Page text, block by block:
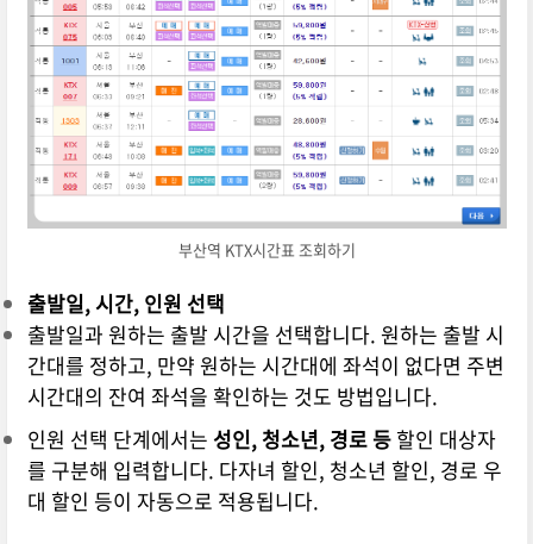
부산역 KTX시간표 조회하기
출발일, 시간, 인원 선택
출발일과 원하는 출발 시간을 선택합니다. 원하는 출발 시
간대를 정하고, 만약 원하는 시간대에 좌석이 없다면 주변
시간대의 잔여 좌석을 확인하는 것도 방법입니다.
인원 선택 단계에서는 성인, 청소년, 경로 등할인 대상자
를 구분해 입력합니다. 다자녀 할인, 청소년 할인, 경로 우
대 할인 등이 자동으로 적용됩니다.